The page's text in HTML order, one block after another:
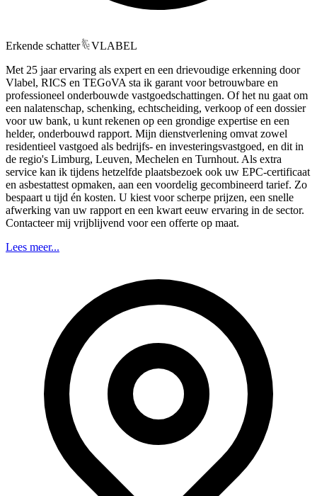
Erkende schatter
VLABEL
Met 25 jaar ervaring als expert en een drievoudige erkenning door
Vlabel, RICS en TEGoVA sta ik garant voor betrouwbare en
professioneel onderbouwde vastgoedschattingen. Of het nu gaat om
een nalatenschap, schenking, echtscheiding, verkoop of een dossier
voor uw bank, u kunt rekenen op een grondige expertise en een
helder, onderbouwd rapport. Mijn dienstverlening omvat zowel
residentieel vastgoed als bedrijfs- en investeringsvastgoed, en dit in
de regio's Limburg, Leuven, Mechelen en Turnhout. Als extra
service kan ik tijdens hetzelfde plaatsbezoek ook uw EPC-certificaat
en asbestattest opmaken, aan een voordelig gecombineerd tarief. Zo
bespaart u tijd én kosten. U kiest voor scherpe prijzen, een snelle
afwerking van uw rapport en een kwart eeuw ervaring in de sector.
Contacteer mij vrijblijvend voor een offerte op maat.
Lees meer...